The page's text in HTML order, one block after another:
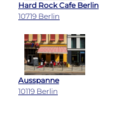
Hard Rock Cafe Berlin
10719 Berlin
Ausspanne
10119 Berlin